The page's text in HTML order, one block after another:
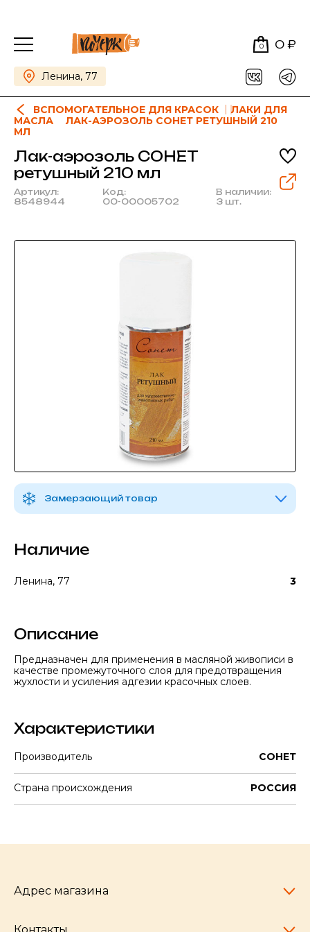
0 0 ₽
Ленина, 77
ВСПОМОГАТЕЛЬНОЕ ДЛЯ КРАСОК
ЛАКИ ДЛЯ
МАСЛА
ЛАК-АЭРОЗОЛЬ СОНЕТ РЕТУШНЫЙ 210
МЛ
Лак-аэрозоль СОНЕТ
ретушный 210 мл
Артикул:
8548944
Код:
00-00005702
В наличии:
3 шт.
Замерзающий товар
Наличие
Ленина, 77 3
Описание
Предназначен для применения в масляной живописи в
качестве промежуточного слоя для предотвращения
жухлости и усиления адгезии красочных слоев.
Характеристики
Производитель СОНЕТ
Страна происхождения РОССИЯ
Адрес магазина